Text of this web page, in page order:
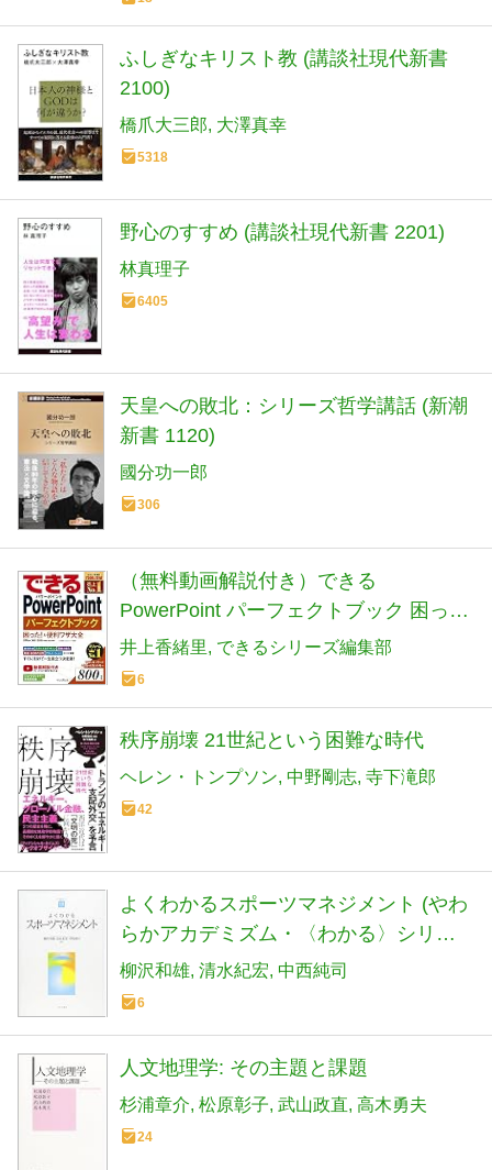
ふしぎなキリスト教 (講談社現代新書
2100)
橋爪大三郎 大澤真幸
5318
野心のすすめ (講談社現代新書 2201)
林真理子
6405
天皇への敗北：シリーズ哲学講話 (新潮
新書 1120)
國分功一郎
306
（無料動画解説付き）できる
PowerPoint パーフェクトブック 困った!
&便利ワザ大全Office
365/2019/2016/2013対応 (できるシリー
井上香緒里 できるシリーズ編集部
6
秩序崩壊 21世紀という困難な時代
ヘレン・トンプソン 中野剛志 寺下滝郎
42
よくわかるスポーツマネジメント (やわ
らかアカデミズム・〈わかる〉シリー
ズ)
柳沢和雄 清水紀宏 中西純司
6
人文地理学: その主題と課題
杉浦章介 松原彰子 武山政直 高木勇夫
24